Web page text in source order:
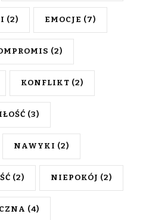
(2) EMOCJE (7)
(2)
KONFLIKT (2)
(3)
NAWYKI (2)
(2) NIEPOKÓJ (2)
(4)